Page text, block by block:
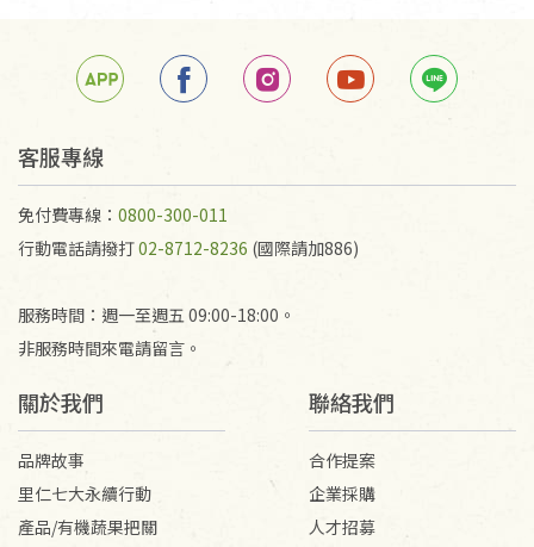
若未保持原包裝方式或未使用原箱退回，導致書籍有
任何折損、磨損、污損或凹角，將不接受退貨，也不
不接受退貨之手抄稿，為敬重法寶故，里仁網購無法
代為結緣處理等。 若需將手抄稿寄還給消費者，因而
產生的運費100元/箱將由消費者負擔。
客服專線
免付費專線： 0800-300-011
行動電話請撥打02-8712-8236 (國際請加886)
服務時間：週一至週五 09:00-18:00。
非服務時間來電請留言。
關於我們
品牌故事
里仁七大永續行動
產品/有機蔬果把關
聯絡我們
合作提案
企業採購
人才招募